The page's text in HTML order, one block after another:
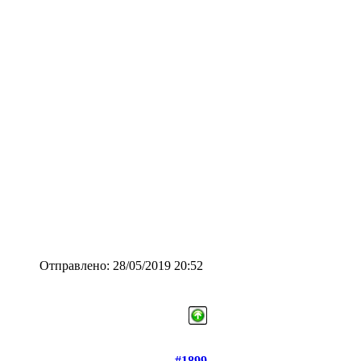
Отправлено: 28/05/2019 20:52